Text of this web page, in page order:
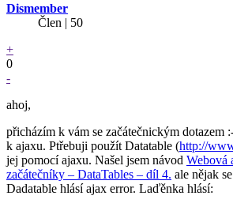
Dismember
Člen | 50
+
0
-
ahoj,
přicházím k vám se začátečnickým dotazem
k ajaxu. Ptřebuji použít Datatable (http://
jej pomocí ajaxu. Našel jsem návod Webová
začátečníky – DataTables – díl 4. ale nějak
Dadatable hlásí ajax error. Laďěnka hlásí: